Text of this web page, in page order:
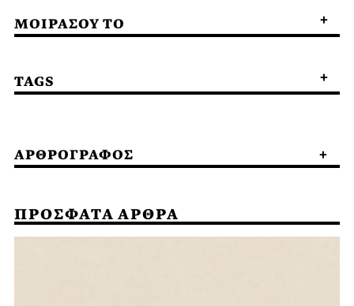
ΜΟΙΡΑΣΟΥ ΤΟ
TAGS
ΑΡΘΡΟΓΡΑΦΟΣ
ΠΡΟΣΦΑΤΑ ΑΡΘΡΑ